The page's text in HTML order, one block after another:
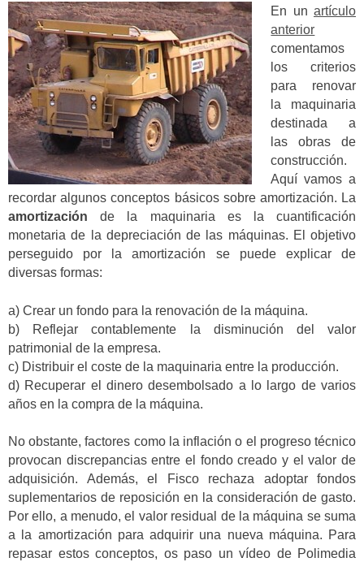
En un artículo
anterior
comentamos
los criterios
para renovar
la maquinaria
destinada a
las obras de
construcción.
Aquí vamos a
recordar algunos conceptos básicos sobre amortización. La
amortización de la maquinaria es la cuantificación
monetaria de la depreciación de las máquinas. El objetivo
perseguido por la amortización se puede explicar de
diversas formas:
a) Crear un fondo para la renovación de la máquina.
b) Reflejar contablemente la disminución del valor
patrimonial de la empresa.
c) Distribuir el coste de la maquinaria entre la producción.
d) Recuperar el dinero desembolsado a lo largo de varios
años en la compra de la máquina.
No obstante, factores como la inflación o el progreso técnico
provocan discrepancias entre el fondo creado y el valor de
adquisición. Además, el Fisco rechaza adoptar fondos
suplementarios de reposición en la consideración de gasto.
Por ello, a menudo, el valor residual de la máquina se suma
a la amortización para adquirir una nueva máquina. Para
repasar estos conceptos, os paso un vídeo de Polimedia